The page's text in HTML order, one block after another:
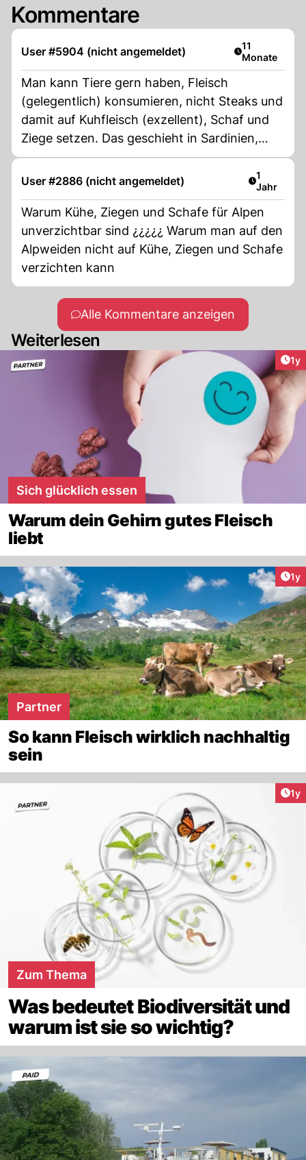
Kommentare
User #5904 (nicht angemeldet) Artikel
11
Monate
Man kann Tiere gern haben, Fleisch
(gelegentlich) konsumieren, nicht Steaks und
damit auf Kuhfleisch (exzellent), Schaf und
Ziege setzen. Das geschieht in Sardinien,
Korsika und Nordafrika schon lange. Und
trägt erst noch etwas für die Umwelt bei….
User #2886 (nicht angemeldet) Artikel
1
Jahr
Warum Kühe, Ziegen und Schafe für Alpen
unverzichtbar sind ¿¿¿¿¿ Warum man auf den
Alpweiden nicht auf Kühe, Ziegen und Schafe
verzichten kann
Alle Kommentare anzeigen
Weiterlesen
1y
Sich glücklich essen
Warum dein Gehirn gutes Fleisch
liebt
1y
Partner
So kann Fleisch wirklich nachhaltig
sein
1y
Zum Thema
Was bedeutet Biodiversität und
warum ist sie so wichtig?